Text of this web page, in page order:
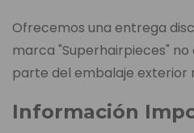
Ofrecemos una entrega
marca "Superhairpieces"
parte del embalaje exterior
Información